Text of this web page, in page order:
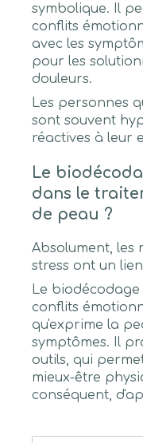
symbolique. Il
conflits
avec les
pour les
douleurs.
Les personnes
sont souvent
réactives à leur
Le
dans le
de peau ?
Absolument, les
stress ont un
Le
conflits
qu'exprime la
symptômes. Il
outils, qui
mieux-être
conséquent,